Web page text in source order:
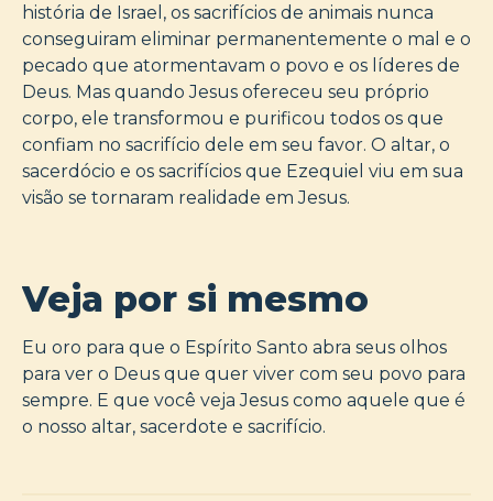
história de Israel, os sacrifícios de animais nunca
conseguiram eliminar permanentemente o mal e o
pecado que atormentavam o povo e os líderes de
Deus. Mas quando Jesus ofereceu seu próprio
corpo, ele transformou e purificou todos os que
confiam no sacrifício dele em seu favor. O altar, o
sacerdócio e os sacrifícios que Ezequiel viu em sua
visão se tornaram realidade em Jesus.
Veja por si mesmo
Eu oro para que o Espírito Santo abra seus olhos
para ver o Deus que quer viver com seu povo para
sempre. E que você veja Jesus como aquele que é
o nosso altar, sacerdote e sacrifício.